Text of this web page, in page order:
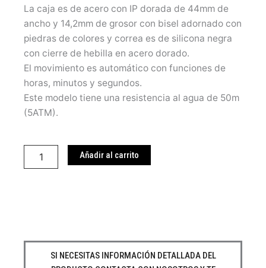
La caja es de acero con IP dorada de 44mm de
ancho y 14,2mm de grosor con bisel adornado con
piedras de colores y correa es de silicona negra
con cierre de hebilla en acero dorado.
El movimiento es automático con funciones de
horas, minutos y segundos.
Este modelo tiene una resistencia al agua de 50m
(5ATM).
Plein
PWBAA1623
Añadir al carrito
SI NECESITAS INFORMACIÓN DETALLADA DEL